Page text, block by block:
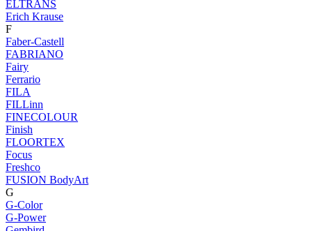
ELTRANS
Erich Krause
F
Faber-Castell
FABRIANO
Fairy
Ferrario
FILA
FILLinn
FINECOLOUR
Finish
FLOORTEX
Focus
Freshco
FUSION BodyArt
G
G-Color
G-Power